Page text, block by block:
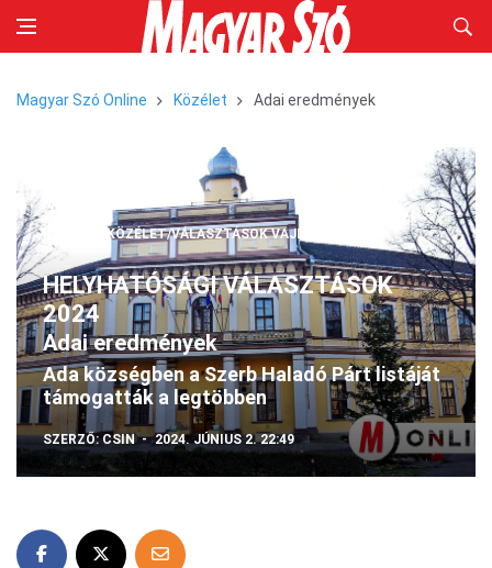
Magyar Szó Online Közélet Adai eredmények
KÖZÉLET/VÁLASZTÁSOK VAJDASÁG/ADA
HELYHATÓSÁGI VÁLASZTÁSOK
2024
Adai eredmények
Ada községben a Szerb Haladó Párt listáját
támogatták a legtöbben
SZERZŐ: CSIN 2024. JÚNIUS 2. 22:49